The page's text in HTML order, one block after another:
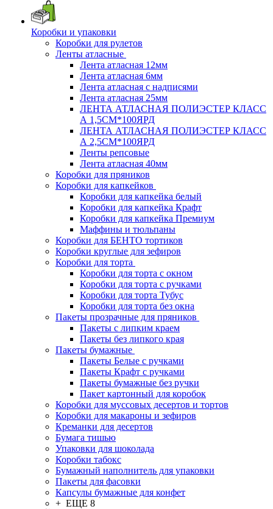
Коробки и упаковки
Коробки для рулетов
Ленты атласные
Лента атласная 12мм
Лента атласная 6мм
Лента атласная с надписями
Лента атласная 25мм
ЛЕНТА АТЛАСНАЯ ПОЛИЭСТЕР КЛАСС
А 1,5СМ*100ЯРД
ЛЕНТА АТЛАСНАЯ ПОЛИЭСТЕР КЛАСС
А 2,5СМ*100ЯРД
Ленты репсовые
Лента атласная 40мм
Коробки для пряников
Коробки для капкейков
Коробки для капкейка белый
Коробки для капкейка Крафт
Коробки для капкейка Премиум
Маффины и тюльпаны
Коробки для БЕНТО тортиков
Коробки круглые для зефиров
Коробки для торта
Коробки для торта с окном
Коробки для торта с ручками
Коробки для торта Тубус
Коробки для торта без окна
Пакеты прозрачные для пряников
Пакеты с липким краем
Пакеты без липкого края
Пакеты бумажные
Пакеты Белые с ручками
Пакеты Крафт с ручками
Пакеты бумажные без ручки
Пакет картонный для коробок
Коробки для муссовых десертов и тортов
Коробки для макароны и зефиров
Креманки для десертов
Бумага тишью
Упаковки для шоколада
Коробки табокс
Бумажный наполнитель для упаковки
Пакеты для фасовки
Капсулы бумажные для конфет
+ ЕЩЕ 8